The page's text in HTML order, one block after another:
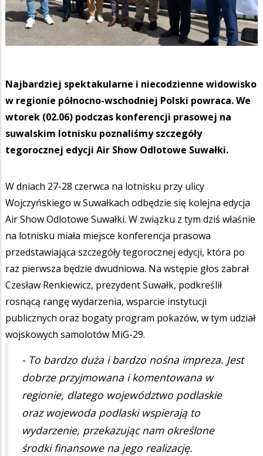
Najbardziej spektakularne i niecodzienne widowisko
w regionie północno-wschodniej Polski powraca. We
wtorek (02.06) podczas konferencji prasowej na
suwalskim lotnisku poznaliśmy szczegóły
tegorocznej edycji Air Show Odlotowe Suwałki.
W dniach 27-28 czerwca na lotnisku przy ulicy
Wojczyńskiego w Suwałkach odbędzie się kolejna edycja
Air Show Odlotowe Suwałki. W związku z tym dziś właśnie
na lotnisku miała miejsce konferencja prasowa
przedstawiająca szczegóły tegorocznej edycji, która po
raz pierwsza będzie dwudniowa. Na wstępie głos zabrał
Czesław Renkiewicz, prezydent Suwałk, podkreślił
rosnącą rangę wydarzenia, wsparcie instytucji
publicznych oraz bogaty program pokazów, w tym udział
wojskowych samolotów MiG-29.
- To bardzo duża i bardzo nośna impreza. Jest
dobrze przyjmowana i komentowana w
regionie, dlatego województwo podlaskie
oraz wojewoda podlaski wspierają to
wydarzenie, przekazując nam określone
środki finansowe na jego realizację.